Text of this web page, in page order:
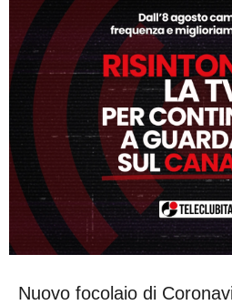
Nuovo focolaio di